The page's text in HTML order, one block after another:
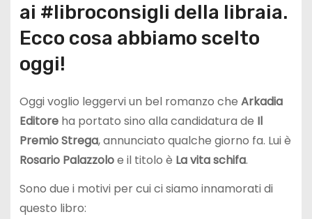
ai #libroconsigli della libraia.
Ecco cosa abbiamo scelto
oggi!
Oggi voglio leggervi un bel romanzo che Arkadia
Editoreha portato sino alla candidatura de Il
Premio Strega, annunciato qualche giorno fa. Lui è
Rosario Palazzoloe il titolo è La vita schifa.
Sono due i motivi per cui ci siamo innamorati di
questo libro: